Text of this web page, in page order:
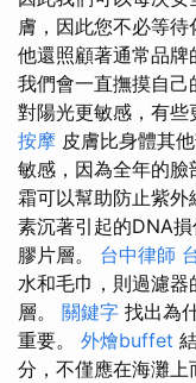
膚，因此您不必等待
他還照顧著通常品牌
我們會一直撫摸自
對陽光更敏感，有些
按摩 皮膚比身體其
敏感，因為全年的臉
霜可以幫助防止紫
素沉著引起的DNA
膠片層。 台中律師
水和毛巾，則過濾
層。 關鍵字 找出為
重要。 外燴buffet
分，不僅應在海灘上